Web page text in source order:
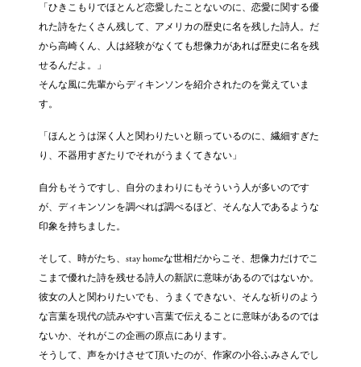
「ひきこもりでほとんど恋愛したことないのに、恋愛に関する優
れた詩をたくさん残して、アメリカの歴史に名を残した詩人。だ
から高崎くん、人は経験がなくても想像力があれば歴史に名を残
せるんだよ。」
そんな風に先輩からディキンソンを紹介されたのを覚えていま
す。
「ほんとうは深く人と関わりたいと願っているのに、繊細すぎた
り、不器用すぎたりでそれがうまくてきない」
自分もそうですし、自分のまわりにもそういう人が多いのです
が、ディキンソンを調べれば調べるほど、そんな人であるような
印象を持ちました。
そして、時がたち、stay homeな世相だからこそ、想像力だけでこ
こまで優れた詩を残せる詩人の新訳に意味があるのではないか。
彼女の人と関わりたいでも、うまくできない、そんな祈りのよう
な言葉を現代の読みやすい言葉で伝えることに意味があるのでは
ないか、それがこの企画の原点にあります。
そうして、声をかけさせて頂いたのが、作家の小谷ふみさんでし